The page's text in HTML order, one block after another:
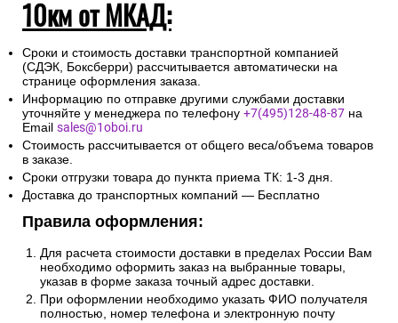
10км от МКАД:
Сроки и стоимость доставки транспортной компанией
(СДЭК, Боксберри) рассчитывается автоматически на
странице оформления заказа.
Информацию по отправке другими службами доставки
уточняйте у менеджера по телефону +7(495)128-48-87 на
Email sales@1oboi.ru
Стоимость рассчитывается от общего веса/объема товаров
в заказе.
Сроки отгрузки товара до пункта приема ТК: 1-3 дня.
Доставка до транспортных компаний — Бесплатно
Правила оформления:
Для расчета стоимости доставки в пределах России Вам
необходимо оформить заказ на выбранные товары,
указав в форме заказа точный адрес доставки.
При оформлении необходимо указать ФИО получателя
полностью, номер телефона и электронную почту